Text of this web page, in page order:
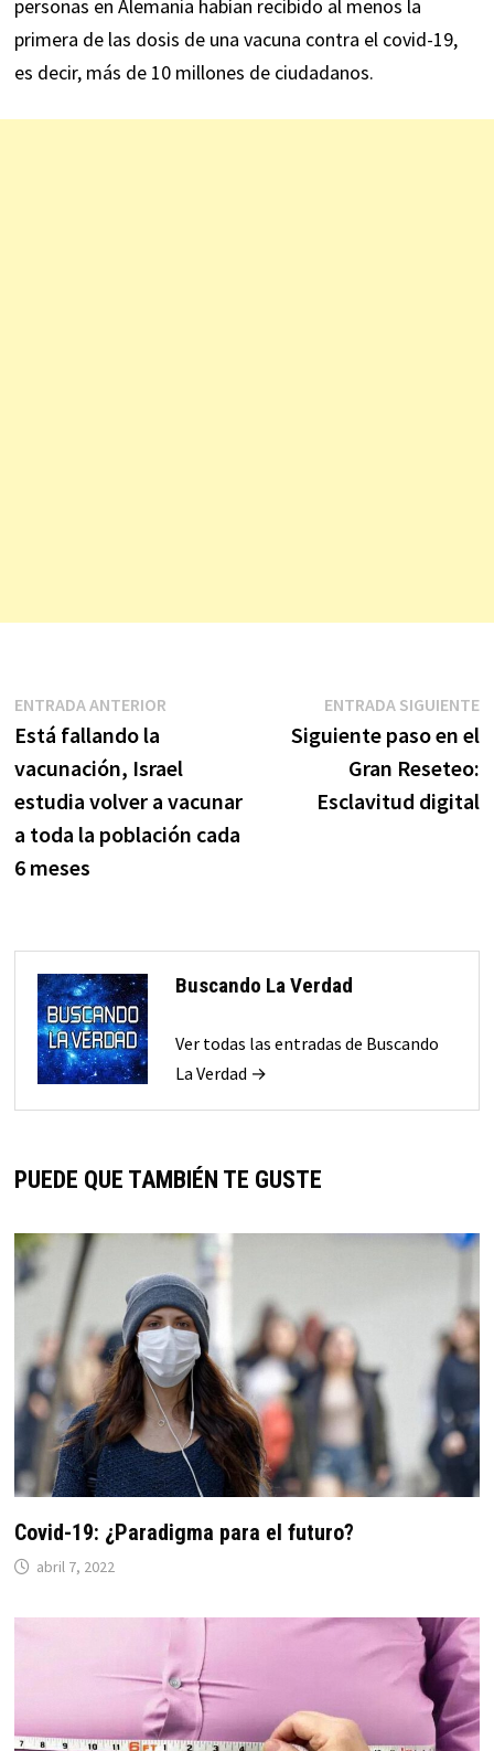
personas en Alemania habían recibido al menos la
primera de las dosis de una vacuna contra el covid-19,
es decir, más de 10 millones de ciudadanos.
Navegación
de
entradas
ENTRADA ANTERIOREntrada
Está fallando la
vacunación, Israel
estudia volver a vacunar
a toda la población cada
6 meses
ENTRADA SIGUIENTE
Siguiente paso en el
Gran Reseteo:
Esclavitud digital
Buscando La Verdad
Ver todas las entradas de Buscando
La Verdad →
PUEDE QUE TAMBIÉN TE GUSTE
Covid-19: ¿Paradigma para el futuro?
abril 7, 2022